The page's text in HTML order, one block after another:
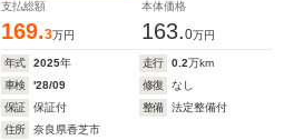
支払総額
169.3万円
本体価格
163.0万円
年式 2025年 走行 0.2万km
車検
'28/09 修復
なし
保証
保証付 整備
法定整備付
住所
奈良県香芝市